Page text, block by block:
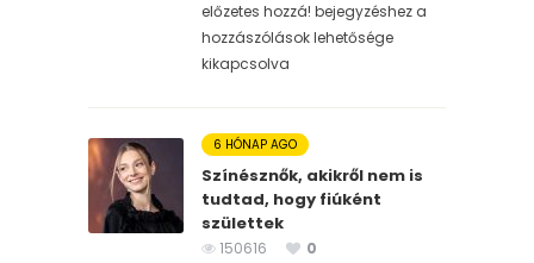
előzetes hozzá! bejegyzéshez a
hozzászólások lehetősége
kikapcsolva
6 HÓNAP AGO
Színésznők, akikről nem is
tudtad, hogy fiúként
születtek
150616
0